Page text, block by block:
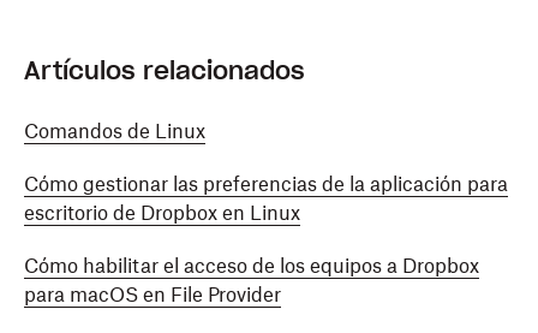
Artículos relacionados
Comandos de Linux
Cómo gestionar las preferencias de la aplicación para
escritorio de Dropbox en Linux
Cómo habilitar el acceso de los equipos a Dropbox
para macOS en File Provider